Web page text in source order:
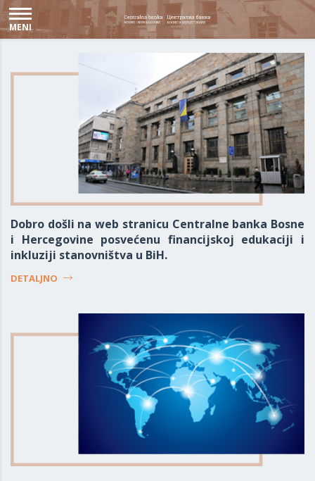
MENI
Dobro došli na web stranicu Centralne banka Bosne
i Hercegovine posvećenu financijskoj edukaciji i
inkluziji stanovništva u BiH.
DETALJNO